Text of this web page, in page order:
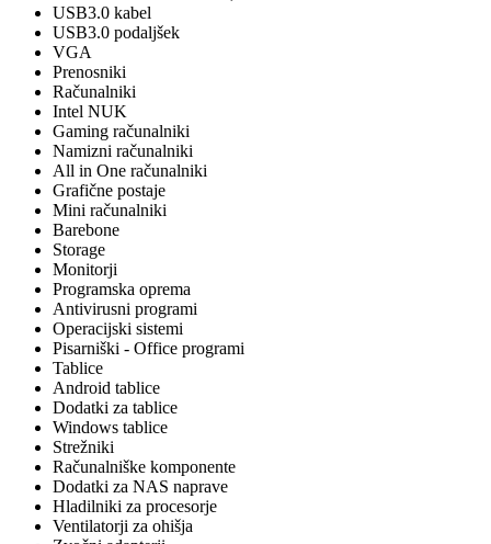
USB3.0 kabel
USB3.0 podaljšek
VGA
Prenosniki
Računalniki
Intel NUK
Gaming računalniki
Namizni računalniki
All in One računalniki
Grafične postaje
Mini računalniki
Barebone
Storage
Monitorji
Programska oprema
Antivirusni programi
Operacijski sistemi
Pisarniški - Office programi
Tablice
Android tablice
Dodatki za tablice
Windows tablice
Strežniki
Računalniške komponente
Dodatki za NAS naprave
Hladilniki za procesorje
Ventilatorji za ohišja